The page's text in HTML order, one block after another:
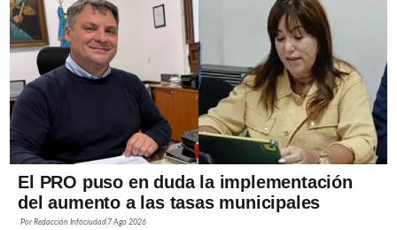
El PRO puso en duda la implementación
del aumento a las tasas municipales
PorRedacción Infociudad 7 Ago 2026